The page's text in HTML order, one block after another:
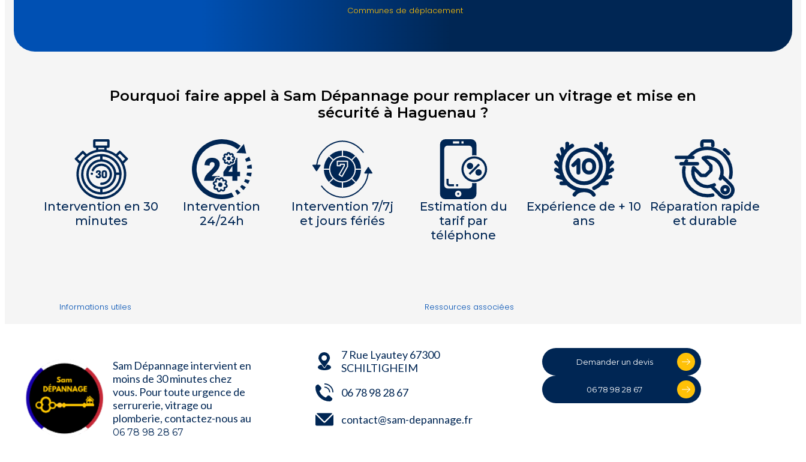
Communes de déplacement
Pourquoi faire appel à Sam Dépannage pour remplacer un vitrage et mise en
sécurité à Haguenau ?
Intervention en 30
minutes
Intervention
24/24h
Intervention 7/7j
et jours fériés
Estimation du
tarif par
téléphone
Expérience de + 10
ans
Réparation rapide
et durable
Informations utiles Ressources associées
Sam Dépannage intervient en
moins de 30 minutes chez
vous. Pour toute urgence de
serrurerie, vitrage ou
plomberie, contactez-nous au
06 78 98 28 67
7 Rue Lyautey 67300
SCHILTIGHEIM
06 78 98 28 67
contact@sam-depannage.fr
Demander un devis
06 78 98 28 67